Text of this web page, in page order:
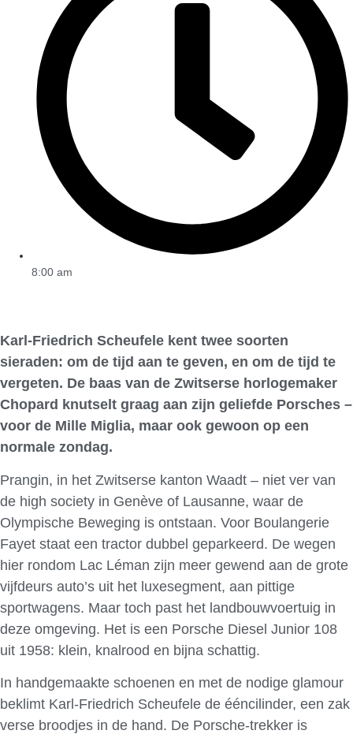
8:00 am
Karl-Friedrich Scheufele kent twee soorten
sieraden: om de tijd aan te geven, en om de tijd te
vergeten. De baas van de Zwitserse horlogemaker
Chopard knutselt graag aan zijn geliefde Porsches –
voor de Mille Miglia, maar ook gewoon op een
normale zondag.
Prangin, in het Zwitserse kanton Waadt – niet ver van
de high society in Genève of Lausanne, waar de
Olympische Beweging is ontstaan. Voor Boulangerie
Fayet staat een tractor dubbel geparkeerd. De wegen
hier rondom Lac Léman zijn meer gewend aan de grote
vijfdeurs auto’s uit het luxesegment, aan pittige
sportwagens. Maar toch past het landbouwvoertuig in
deze omgeving. Het is een Porsche Diesel Junior 108
uit 1958: klein, knalrood en bijna schattig.
In handgemaakte schoenen en met de nodige glamour
beklimt Karl-Friedrich Scheufele de ééncilinder, een zak
verse broodjes in de hand. De Porsche-trekker is